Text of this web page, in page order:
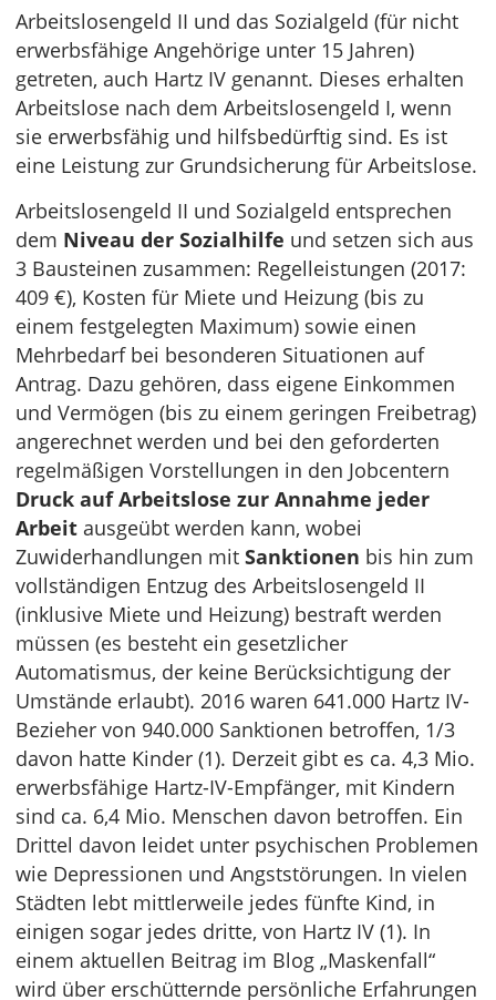
Arbeitslosengeld II und das Sozialgeld (für nicht
erwerbsfähige Angehörige unter 15 Jahren)
getreten, auch Hartz IV genannt. Dieses erhalten
Arbeitslose nach dem Arbeitslosengeld I, wenn
sie erwerbsfähig und hilfsbedürftig sind. Es ist
eine Leistung zur Grundsicherung für Arbeitslose.
Arbeitslosengeld II und Sozialgeld entsprechen
dem Niveau der Sozialhilfe und setzen sich aus
3 Bausteinen zusammen: Regelleistungen (2017:
409 €), Kosten für Miete und Heizung (bis zu
einem festgelegten Maximum) sowie einen
Mehrbedarf bei besonderen Situationen auf
Antrag. Dazu gehören, dass eigene Einkommen
und Vermögen (bis zu einem geringen Freibetrag)
angerechnet werden und bei den geforderten
regelmäßigen Vorstellungen in den Jobcentern
Druck auf Arbeitslose zur Annahme jeder
Arbeit ausgeübt werden kann, wobei
Zuwiderhandlungen mit Sanktionen bis hin zum
vollständigen Entzug des Arbeitslosengeld II
(inklusive Miete und Heizung) bestraft werden
müssen (es besteht ein gesetzlicher
Automatismus, der keine Berücksichtigung der
Umstände erlaubt). 2016 waren 641.000 Hartz IV-
Bezieher von 940.000 Sanktionen betroffen, 1/3
davon hatte Kinder (1). Derzeit gibt es ca. 4,3 Mio.
erwerbsfähige Hartz-IV-Empfänger, mit Kindern
sind ca. 6,4 Mio. Menschen davon betroffen. Ein
Drittel davon leidet unter psychischen Problemen
wie Depressionen und Angststörungen. In vielen
Städten lebt mittlerweile jedes fünfte Kind, in
einigen sogar jedes dritte, von Hartz IV (1). In
einem aktuellen Beitrag im Blog „Maskenfall“
wird über erschütternde persönliche Erfahrungen